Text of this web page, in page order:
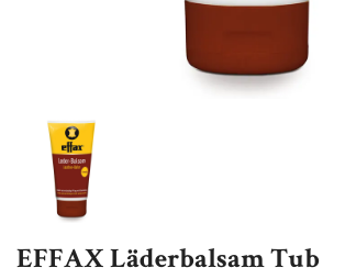
EFFAX Läderbalsam Tub